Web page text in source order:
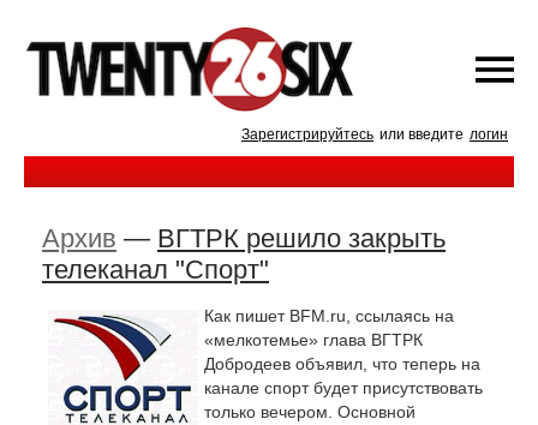
Зарегистрируйтесь или введите логин
Архив — ВГТРК решило закрыть
телеканал "Спорт"
Как пишет BFM.ru, ссылаясь на
«мелкотемье» глава ВГТРК
Добродеев объявил, что теперь на
канале спорт будет присутствовать
только вечером. Основной